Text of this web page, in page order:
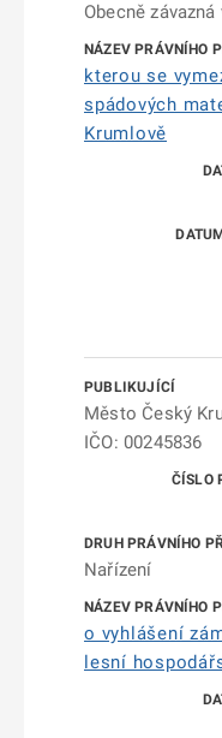
Obecně
kterou se
spádových
Krumlově
Město Český
IČO: 00245836
Nařízení
o vyhlášení
lesní